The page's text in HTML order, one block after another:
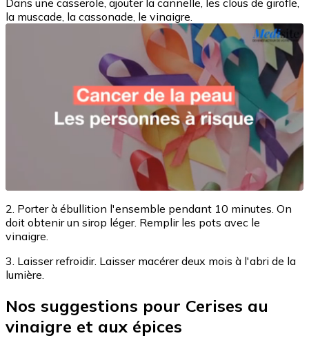
la muscade, la cassonade, le vinaigre.
2. Porter à ébullition l'ensemble pendant 10 minutes. On
doit obtenir un sirop léger. Remplir les pots avec le
vinaigre.
3. Laisser refroidir. Laisser macérer deux mois à l'abri de la
lumière.
Nos suggestions pour Cerises au
vinaigre et aux épices